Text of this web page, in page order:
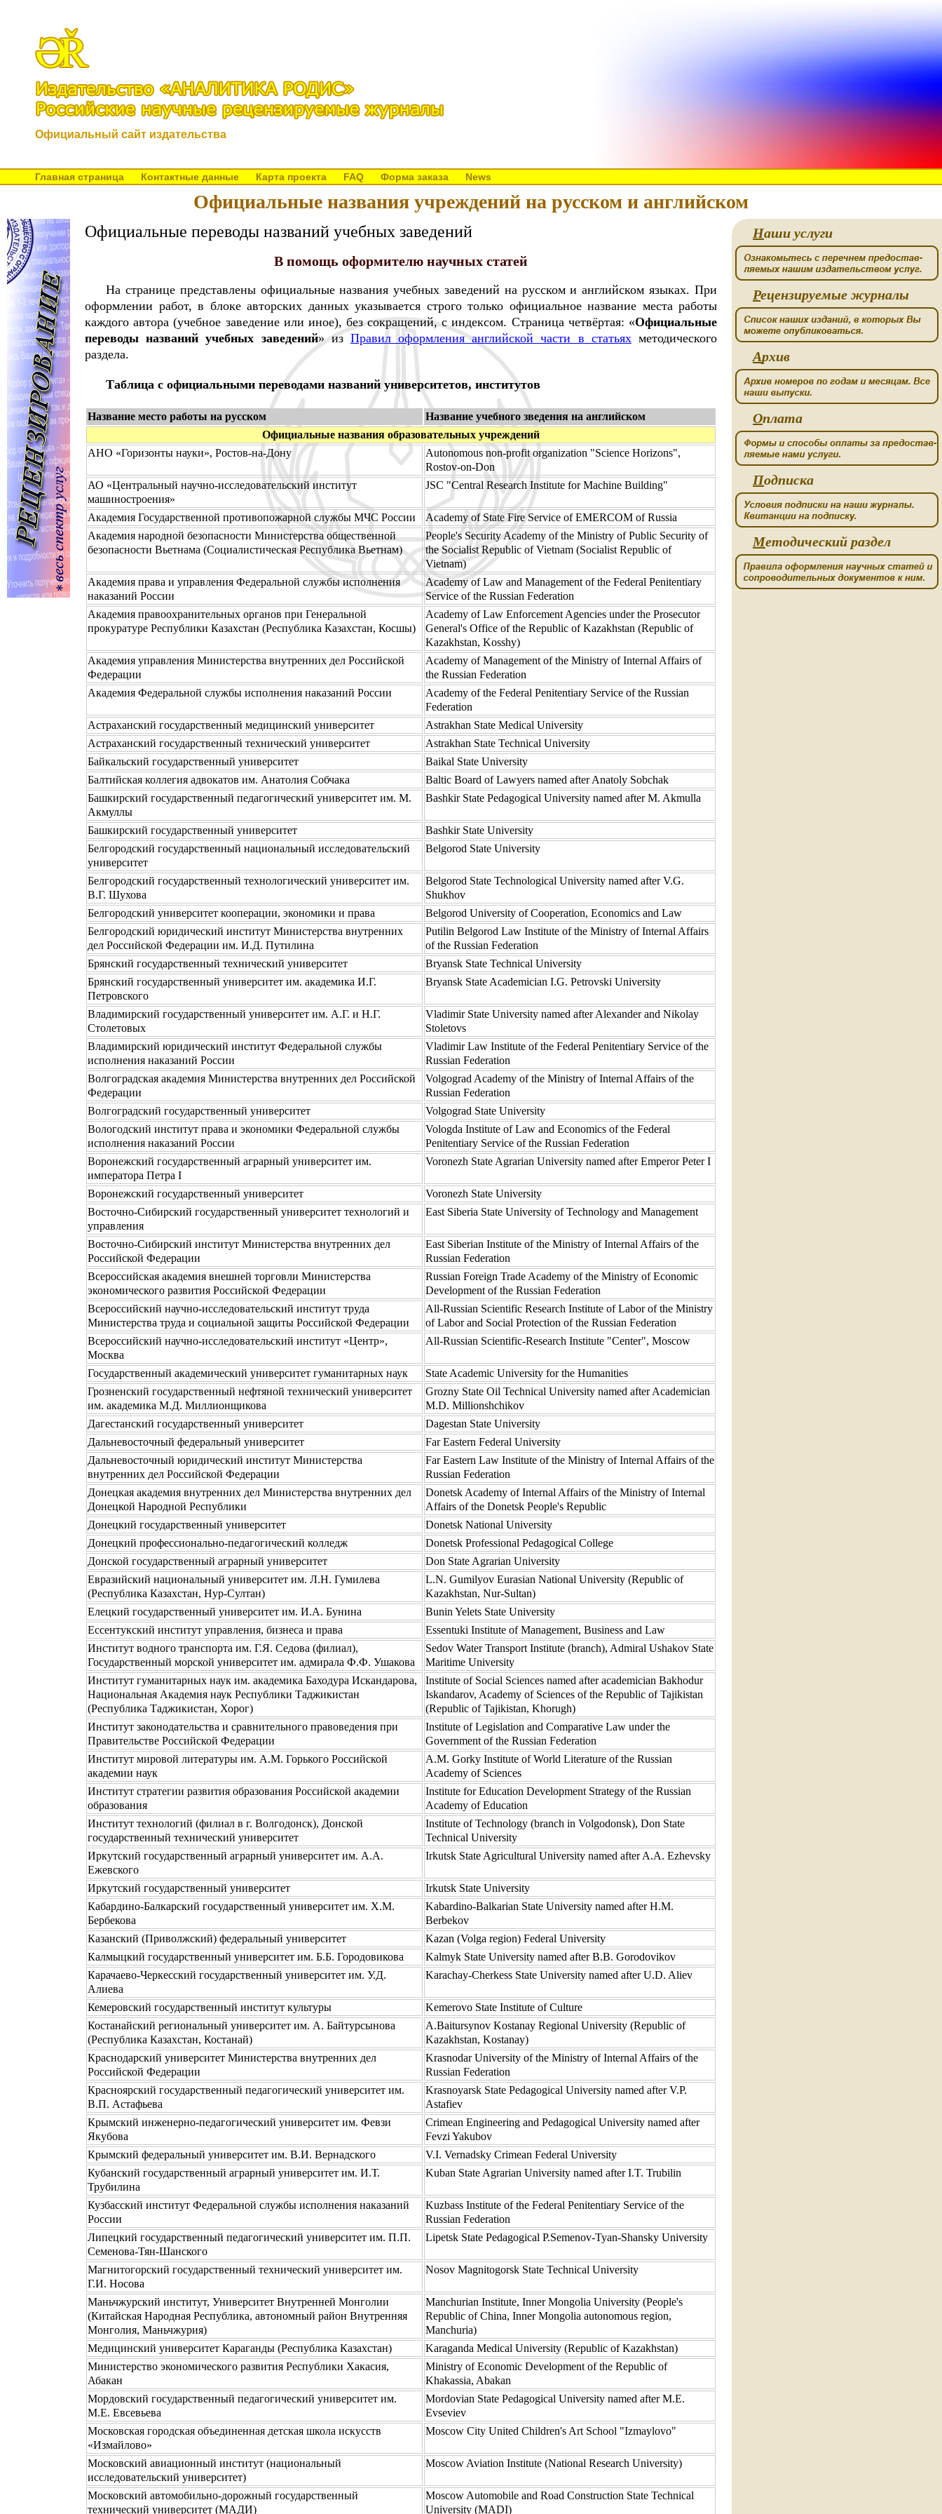
Официальный сайт издательства
Главная страница Контактные данные Карта проекта FAQ Форма заказа News
Официальные названия учреждений на русском и английском
Наши услуги
Рецензируемые журналы
Архив
Оплата
Подписка
Методический раздел
Официальные переводы названий учебных заведений
В помощь оформителю научных статей
На странице представлены официальные названия учебных заведений на русском и английском языках. При
оформлении работ, в блоке авторских данных указывается строго только официальное название места работы
каждого автора (учебное заведение или иное), без сокращений, с индексом. Страница четвёртая: «Официальные
переводы названий учебных заведений» из Правил оформления английской части в статьяхметодического
раздела.
Таблица с официальными переводами названий университетов, институтов
Название место работы на русском
Название учебного зведения на английском
Официальные названия образовательных учреждений
АНО «Горизонты науки», Ростов-на-Дону
Autonomous non-profit organization "Science Horizons",
Rostov-on-Don
АО «Центральный научно-исследовательский институт
машиностроения»
JSC "Central Research Institute for Machine Building"
Академия Государственной противопожарной службы МЧС России
Academy of State Fire Service of EMERCOM of Russia
Академия народной безопасности Министерства общественной
безопасности Вьетнама (Социалистическая Республика Вьетнам)
People's Security Academy of the Ministry of Public Security of
the Socialist Republic of Vietnam (Socialist Republic of
Vietnam)
Академия права и управления Федеральной службы исполнения
наказаний России
Academy of Law and Management of the Federal Penitentiary
Service of the Russian Federation
Академия правоохранительных органов при Генеральной
прокуратуре Республики Казахстан (Республика Казахстан, Косшы)
Academy of Law Enforcement Agencies under the Prosecutor
General's Office of the Republic of Kazakhstan (Republic of
Kazakhstan, Kosshy)
Академия управления Министерства внутренних дел Российской
Федерации
Academy of Management of the Ministry of Internal Affairs of
the Russian Federation
Академия Федеральной службы исполнения наказаний России
Academy of the Federal Penitentiary Service of the Russian
Federation
Астраханский государственный медицинский университет
Astrakhan State Medical University
Астраханский государственный технический университет
Astrakhan State Technical University
Байкальский государственный университет
Baikal State University
Балтийская коллегия адвокатов им. Анатолия Собчака
Baltic Board of Lawyers named after Anatoly Sobchak
Башкирский государственный педагогический университет им. М.
Акмуллы
Bashkir State Pedagogical University named after M. Akmulla
Башкирский государственный университет
Bashkir State University
Белгородский государственный национальный исследовательский
университет
Belgorod State University
Белгородский государственный технологический университет им.
В.Г. Шухова
Belgorod State Technological University named after V.G.
Shukhov
Белгородский университет кооперации, экономики и права
Belgorod University of Cooperation, Economics and Law
Белгородский юридический институт Министерства внутренних
дел Российской Федерации им. И.Д. Путилина
Putilin Belgorod Law Institute of the Ministry of Internal Affairs
of the Russian Federation
Брянский государственный технический университет
Bryansk State Technical University
Брянский государственный университет им. академика И.Г.
Петровского
Bryansk State Academician I.G. Petrovski University
Владимирский государственный университет им. А.Г. и Н.Г.
Столетовых
Vladimir State University named after Alexander and Nikolay
Stoletovs
Владимирский юридический институт Федеральной службы
исполнения наказаний России
Vladimir Law Institute of the Federal Penitentiary Service of the
Russian Federation
Волгоградская академия Министерства внутренних дел Российской
Федерации
Volgograd Academy of the Ministry of Internal Affairs of the
Russian Federation
Волгоградский государственный университет
Volgograd State University
Вологодский институт права и экономики Федеральной службы
исполнения наказаний России
Vologda Institute of Law and Economics of the Federal
Penitentiary Service of the Russian Federation
Воронежский государственный аграрный университет им.
императора Петра I
Voronezh State Agrarian University named after Emperor Peter I
Воронежский государственный университет
Voronezh State University
Восточно-Сибирский государственный университет технологий и
управления
East Siberia State University of Technology and Management
Восточно-Сибирский институт Министерства внутренних дел
Российской Федерации
East Siberian Institute of the Ministry of Internal Affairs of the
Russian Federation
Всероссийская академия внешней торговли Министерства
экономического развития Российской Федерации
Russian Foreign Trade Academy of the Ministry of Economic
Development of the Russian Federation
Всероссийский научно-исследовательский институт труда
Министерства труда и социальной защиты Российской Федерации
All-Russian Scientific Research Institute of Labor of the Ministry
of Labor and Social Protection of the Russian Federation
Всероссийский научно-исследовательский институт «Центр»,
Москва
All-Russian Scientific-Research Institute "Center", Moscow
Государственный академический университет гуманитарных наук
State Academic University for the Humanities
Грозненский государственный нефтяной технический университет
им. академика М.Д. Миллионщикова
Grozny State Oil Technical University named after Academician
M.D. Millionshchikov
Дагестанский государственный университет
Dagestan State University
Дальневосточный федеральный университет
Far Eastern Federal University
Дальневосточный юридический институт Министерства
внутренних дел Российской Федерации
Far Eastern Law Institute of the Ministry of Internal Affairs of the
Russian Federation
Донецкая академия внутренних дел Министерства внутренних дел
Донецкой Народной Республики
Donetsk Academy of Internal Affairs of the Ministry of Internal
Affairs of the Donetsk People's Republic
Донецкий государственный университет
Donetsk National University
Донецкий профессионально-педагогический колледж
Donetsk Professional Pedagogical College
Донской государственный аграрный университет
Don State Agrarian University
Евразийский национальный университет им. Л.Н. Гумилева
(Республика Казахстан, Нур-Султан)
L.N. Gumilyov Eurasian National University (Republic of
Kazakhstan, Nur-Sultan)
Елецкий государственный университет им. И.А. Бунина
Bunin Yelets State University
Ессентукский институт управления, бизнеса и права
Essentuki Institute of Management, Business and Law
Институт водного транспорта им. Г.Я. Седова (филиал),
Государственный морской университет им. адмирала Ф.Ф. Ушакова
Sedov Water Transport Institute (branch), Admiral Ushakov State
Maritime University
Институт гуманитарных наук им. академика Баходура Искандарова,
Национальная Академия наук Республики Таджикистан
(Республика Таджикистан, Хорог)
Institute of Social Sciences named after academician Bakhodur
Iskandarov, Academy of Sciences of the Republic of Tajikistan
(Republic of Tajikistan, Khorugh)
Институт законодательства и сравнительного правоведения при
Правительстве Российской Федерации
Institute of Legislation and Comparative Law under the
Government of the Russian Federation
Институт мировой литературы им. А.М. Горького Российской
академии наук
A.M. Gorky Institute of World Literature of the Russian
Academy of Sciences
Институт стратегии развития образования Российской академии
образования
Institute for Education Development Strategy of the Russian
Academy of Education
Институт технологий (филиал в г. Волгодонск), Донской
государственный технический университет
Institute of Technology (branch in Volgodonsk), Don State
Technical University
Иркутский государственный аграрный университет им. А.А.
Ежевского
Irkutsk State Agricultural University named after A.A. Ezhevsky
Иркутский государственный университет
Irkutsk State University
Кабардино-Балкарский государственный университет им. Х.М.
Бербекова
Kabardino-Balkarian State University named after H.M.
Berbekov
Казанский (Приволжский) федеральный университет
Kazan (Volga region) Federal University
Калмыцкий государственный университет им. Б.Б. Городовикова
Kalmyk State University named after B.B. Gorodovikov
Карачаево-Черкесский государственный университет им. У.Д.
Алиева
Karachay-Cherkess State University named after U.D. Aliev
Кемеровский государственный институт культуры
Kemerovo State Institute of Culture
Костанайский региональный университет им. А. Байтурсынова
(Республика Казахстан, Костанай)
A.Baitursynov Kostanay Regional University (Republic of
Kazakhstan, Kostanay)
Краснодарский университет Министерства внутренних дел
Российской Федерации
Krasnodar University of the Ministry of Internal Affairs of the
Russian Federation
Красноярский государственный педагогический университет им.
В.П. Астафьева
Krasnoyarsk State Pedagogical University named after V.P.
Astafiev
Крымский инженерно-педагогический университет им. Февзи
Якубова
Crimean Engineering and Pedagogical University named after
Fevzi Yakubov
Крымский федеральный университет им. В.И. Вернадского
V.I. Vernadsky Crimean Federal University
Кубанский государственный аграрный университет им. И.Т.
Трубилина
Kuban State Agrarian University named after I.T. Trubilin
Кузбасский институт Федеральной службы исполнения наказаний
России
Kuzbass Institute of the Federal Penitentiary Service of the
Russian Federation
Липецкий государственный педагогический университет им. П.П.
Семенова-Тян-Шанского
Lipetsk State Pedagogical P.Semenov-Tyan-Shansky University
Магнитогорский государственный технический университет им.
Г.И. Носова
Nosov Magnitogorsk State Technical University
Маньчжурский институт, Университет Внутренней Монголии
(Китайская Народная Республика, автономный район Внутренняя
Монголия, Маньчжурия)
Manchurian Institute, Inner Mongolia University (People's
Republic of China, Inner Mongolia autonomous region,
Manchuria)
Медицинский университет Караганды (Республика Казахстан)
Karaganda Medical University (Republic of Kazakhstan)
Министерство экономического развития Республики Хакасия,
Абакан
Ministry of Economic Development of the Republic of
Khakassia, Abakan
Мордовский государственный педагогический университет им.
М.Е. Евсевьева
Mordovian State Pedagogical University named after M.E.
Evseviev
Московская городская объединенная детская школа искусств
«Измайлово»
Moscow City United Children's Art School "Izmaylovo"
Московский авиационный институт (национальный
исследовательский университет)
Moscow Aviation Institute (National Research University)
Московский автомобильно-дорожный государственный
технический университет (МАДИ)
Moscow Automobile and Road Construction State Technical
University (MADI)